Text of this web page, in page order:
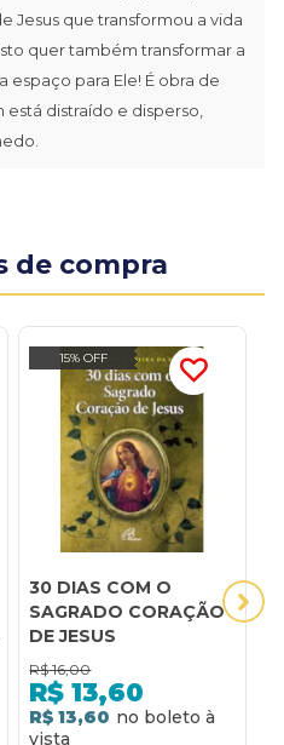
Jesus que transformou a vida
quer também transformar a
espaço para Ele! É obra de
distraído e disperso,
de compra
15% OFF
30 DIAS COM O
SAGRADO CORAÇÃO
DE JESUS
R$ 16,00
R$ 13,60
R$ 13,60